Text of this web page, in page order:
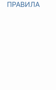
ПРАВИЛА